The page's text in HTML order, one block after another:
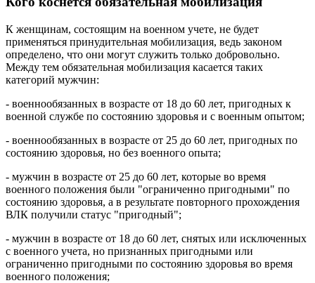
К женщинам, состоящим на военном учете, не будет
применяться принудительная мобилизация, ведь законом
определено, что они могут служить только добровольно.
Между тем обязательная мобилизация касается таких
категорий мужчин:
- военнообязанных в возрасте от 18 до 60 лет, пригодных к
военной службе по состоянию здоровья и с военным опытом;
- военнообязанных в возрасте от 25 до 60 лет, пригодных по
состоянию здоровья, но без военного опыта;
- мужчин в возрасте от 25 до 60 лет, которые во время
военного положения были "ограниченно пригодными" по
состоянию здоровья, а в результате повторного прохождения
ВЛК получили статус "пригодный";
- мужчин в возрасте от 18 до 60 лет, снятых или исключенных
с военного учета, но признанных пригодными или
ограниченно пригодными по состоянию здоровья во время
военного положения;